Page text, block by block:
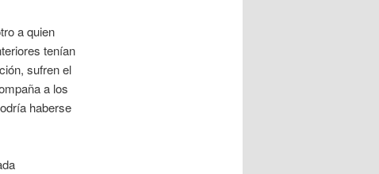
a quien
tenían
sufren el
a los
haberse